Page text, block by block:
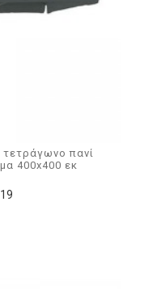
πανί
400x400 εκ